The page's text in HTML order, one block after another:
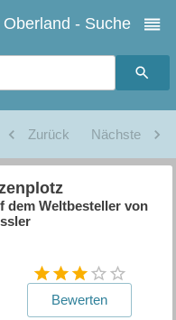
- Suche
Zurück Nächste
dem Weltbesteller von
Bewerten